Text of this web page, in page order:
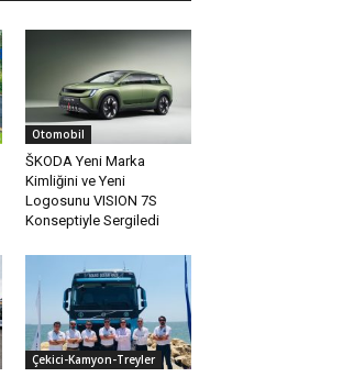
Otomobil
ŠKODA Yeni Marka
Kimliğini ve Yeni
Logosunu VISION 7S
Konseptiyle Sergiledi
Çekici-Kamyon-Treyler